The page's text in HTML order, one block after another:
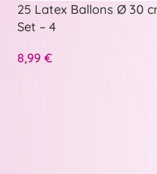
25 Latex Ballons Ø 30
Set – 4
8,99 €